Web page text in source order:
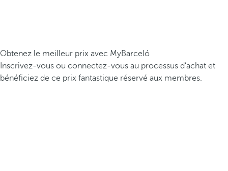
Obtenez le meilleur prix avec MyBarceló
Inscrivez-vous ou connectez-vous au processus d’achat et
bénéficiez de ce prix fantastique réservé aux membres.